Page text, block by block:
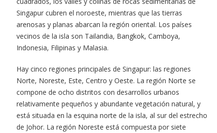
Singapur cubren el noroeste, mientras que las tierras
arenosas y planas abarcan la región oriental. Los países
vecinos de la isla son Tailandia, Bangkok, Camboya,
Indonesia, Filipinas y Malasia.
Hay cinco regiones principales de Singapur: las regiones
Norte, Noreste, Este, Centro y Oeste. La región Norte se
compone de ocho distritos con desarrollos urbanos
relativamente pequeños y abundante vegetación natural, y
está situada en la esquina norte de la isla, al sur del estrecho
de Johor. La región Noreste está compuesta por siete